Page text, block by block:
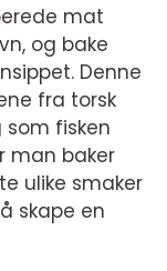
mat
og bake
Denne
fra torsk
fisken
man baker
ulike smaker
skape en